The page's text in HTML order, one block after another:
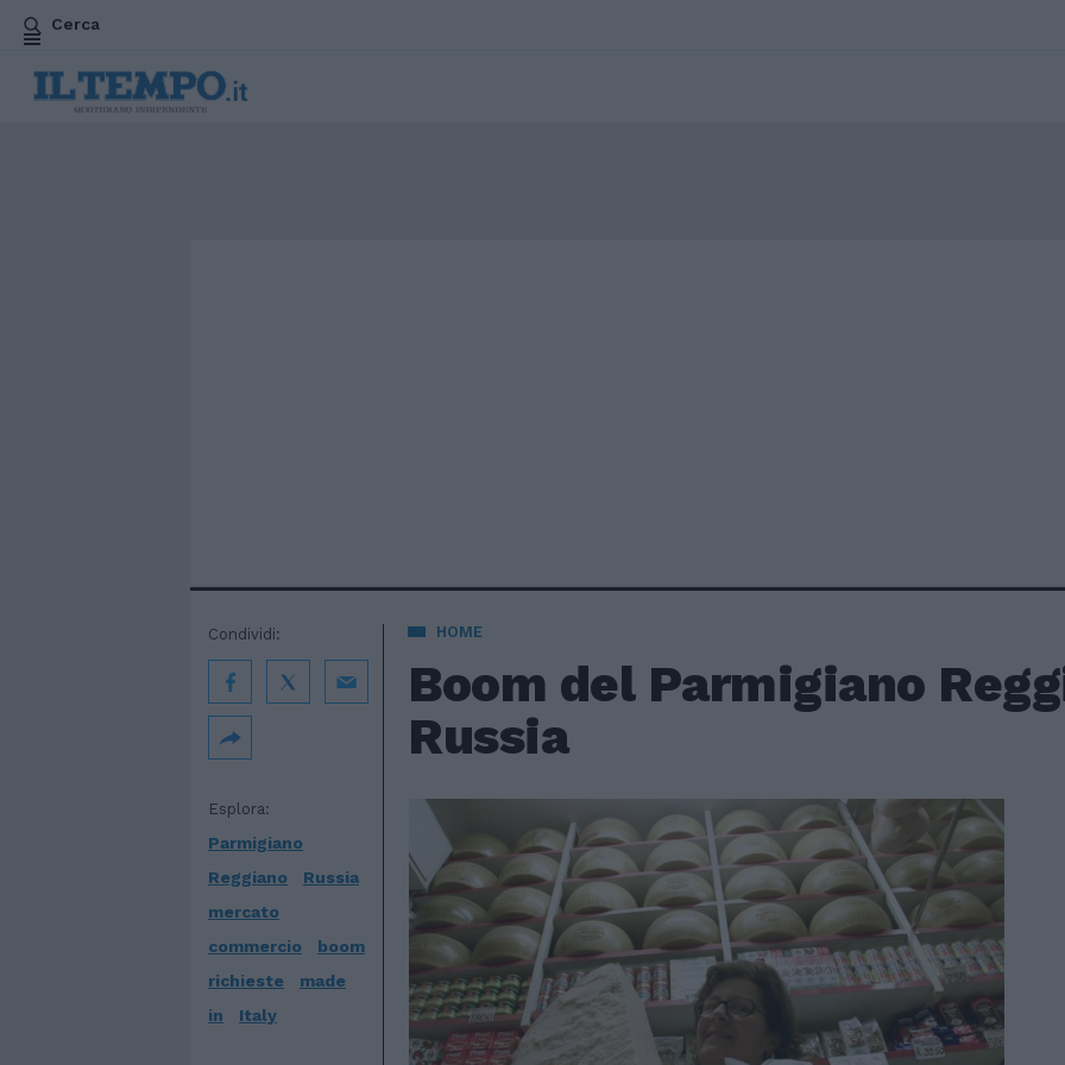
Cerca
HOME
Boom del Parmigiano
Russia
Esplora:
Parmigiano
Reggiano
Russia
mercato
commercio
boom
richieste
made
in
Italy
Condividi: